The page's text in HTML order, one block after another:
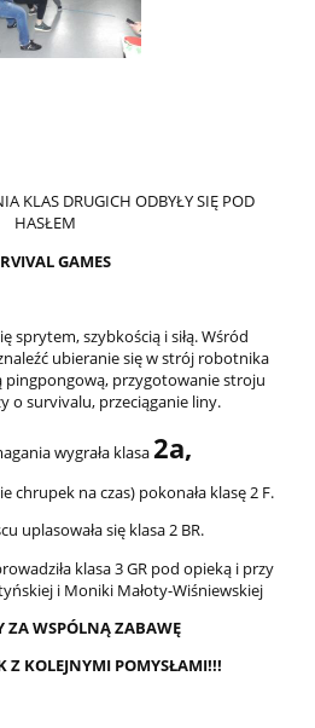
KLAS DRUGICH ODBYŁY SIĘ POD
HASŁEM
GAMES
sprytem, szybkością i siłą. Wśród
ubieranie się w strój robotnika
pingpongową, przygotowanie stroju
o survivalu, przeciąganie liny.
wygrała klasa2a,
chrupek na czas) pokonała klasę 2 F.
uplasowała się klasa 2 BR.
klasa 3 GR pod opieką i przy
i Moniki Małoty-Wiśniewskiej
ZA WSPÓLNĄ ZABAWĘ
Z KOLEJNYMI POMYSŁAMI!!!